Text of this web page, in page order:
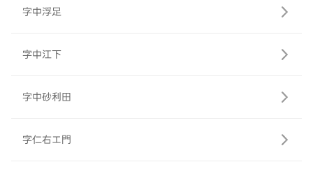
字中浮足
字中江下
字中砂利田
字仁右エ門